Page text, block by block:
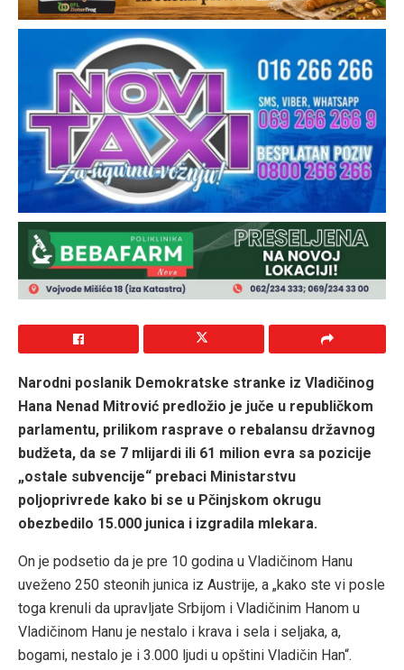
Narodni poslanik Demokratske stranke iz Vladičinog
Hana Nenad Mitrović predložio je juče u republičkom
parlamentu, prilikom rasprave o rebalansu državnog
budžeta, da se 7 mlijardi ili 61 milion evra sa pozicije
„ostale subvencije“ prebaci Ministarstvu
poljoprivrede kako bi se u Pčinjskom okrugu
obezbedilo 15.000 junica i izgradila mlekara.
On je podsetio da je pre 10 godina u Vladičinom Hanu
uveženo 250 steonih junica iz Austrije, a „kako ste vi posle
toga krenuli da upravljate Srbijom i Vladičinim Hanom u
Vladičinom Hanu je nestalo i krava i sela i seljaka, a,
bogami, nestalo je i 3.000 ljudi u opštini Vladičin Han“.